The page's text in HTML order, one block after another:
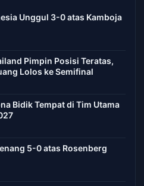
Unggul 3-0 atas Kamboja
Pimpin Posisi Teratas,
Lolos ke Semifinal
Bidik Tempat di Tim Utama
5-0 atas Rosenberg